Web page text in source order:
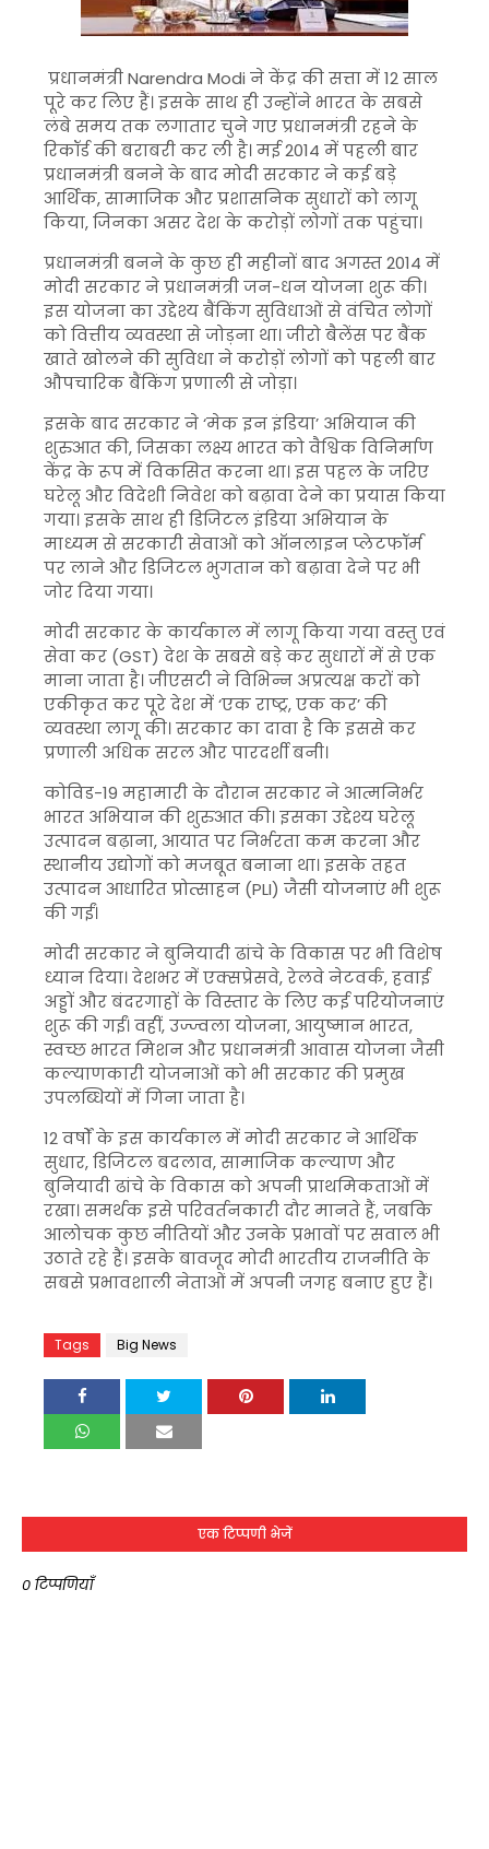
प्रधानमंत्री Narendra Modi ने केंद्र की सत्ता में 12 साल
पूरे कर लिए हैं। इसके साथ ही उन्होंने भारत के सबसे
लंबे समय तक लगातार चुने गए प्रधानमंत्री रहने के
रिकॉर्ड की बराबरी कर ली है। मई 2014 में पहली बार
प्रधानमंत्री बनने के बाद मोदी सरकार ने कई बड़े
आर्थिक, सामाजिक और प्रशासनिक सुधारों को लागू
किया, जिनका असर देश के करोड़ों लोगों तक पहुंचा।
प्रधानमंत्री बनने के कुछ ही महीनों बाद अगस्त 2014 में
मोदी सरकार ने प्रधानमंत्री जन-धन योजना शुरू की।
इस योजना का उद्देश्य बैंकिंग सुविधाओं से वंचित लोगों
को वित्तीय व्यवस्था से जोड़ना था। जीरो बैलेंस पर बैंक
खाते खोलने की सुविधा ने करोड़ों लोगों को पहली बार
औपचारिक बैंकिंग प्रणाली से जोड़ा।
इसके बाद सरकार ने ‘मेक इन इंडिया’ अभियान की
शुरुआत की, जिसका लक्ष्य भारत को वैश्विक विनिर्माण
केंद्र के रूप में विकसित करना था। इस पहल के जरिए
घरेलू और विदेशी निवेश को बढ़ावा देने का प्रयास किया
गया। इसके साथ ही डिजिटल इंडिया अभियान के
माध्यम से सरकारी सेवाओं को ऑनलाइन प्लेटफॉर्म
पर लाने और डिजिटल भुगतान को बढ़ावा देने पर भी
जोर दिया गया।
मोदी सरकार के कार्यकाल में लागू किया गया वस्तु एवं
सेवा कर (GST) देश के सबसे बड़े कर सुधारों में से एक
माना जाता है। जीएसटी ने विभिन्न अप्रत्यक्ष करों को
एकीकृत कर पूरे देश में ‘एक राष्ट्र, एक कर’ की
व्यवस्था लागू की। सरकार का दावा है कि इससे कर
प्रणाली अधिक सरल और पारदर्शी बनी।
कोविड-19 महामारी के दौरान सरकार ने आत्मनिर्भर
भारत अभियान की शुरुआत की। इसका उद्देश्य घरेलू
उत्पादन बढ़ाना, आयात पर निर्भरता कम करना और
स्थानीय उद्योगों को मजबूत बनाना था। इसके तहत
उत्पादन आधारित प्रोत्साहन (PLI) जैसी योजनाएं भी शुरू
की गईं।
मोदी सरकार ने बुनियादी ढांचे के विकास पर भी विशेष
ध्यान दिया। देशभर में एक्सप्रेसवे, रेलवे नेटवर्क, हवाई
अड्डों और बंदरगाहों के विस्तार के लिए कई परियोजनाएं
शुरू की गईं। वहीं, उज्ज्वला योजना, आयुष्मान भारत,
स्वच्छ भारत मिशन और प्रधानमंत्री आवास योजना जैसी
कल्याणकारी योजनाओं को भी सरकार की प्रमुख
उपलब्धियों में गिना जाता है।
12 वर्षों के इस कार्यकाल में मोदी सरकार ने आर्थिक
सुधार, डिजिटल बदलाव, सामाजिक कल्याण और
बुनियादी ढांचे के विकास को अपनी प्राथमिकताओं में
रखा। समर्थक इसे परिवर्तनकारी दौर मानते हैं, जबकि
आलोचक कुछ नीतियों और उनके प्रभावों पर सवाल भी
उठाते रहे हैं। इसके बावजूद मोदी भारतीय राजनीति के
सबसे प्रभावशाली नेताओं में अपनी जगह बनाए हुए हैं।
Tags Big News
एक टिप्पणी भेजें
0 टिप्पणियाँ